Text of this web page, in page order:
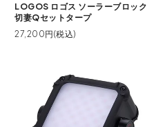
LOGOS ロゴス ソーラーブロック
切妻Qセットタープ
27,200円(税込)